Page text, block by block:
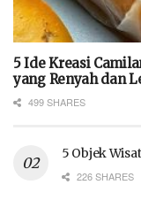
5 Ide Kreasi
yang Renyah dan
499 SHARES
5 Objek
226 SHARES